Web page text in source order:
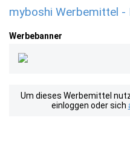
myboshi Werbemittel -
Werbebanner
Um dieses Werbemittel
einloggen oder sich